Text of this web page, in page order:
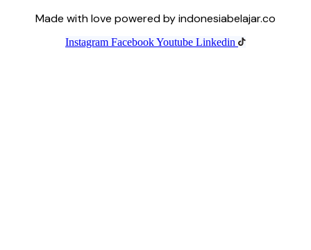
Made with love powered by indonesiabelajar.co
Instagram FacebookYoutube Linkedin